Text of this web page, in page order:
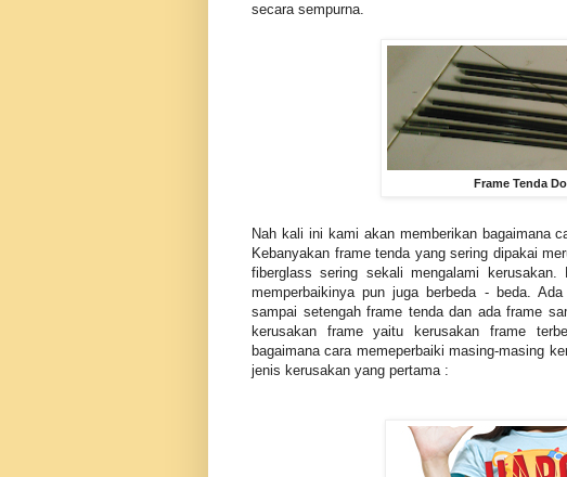
secara sempurna.
Frame Tenda
Nah kali ini kami akan memberikan bagaimana
Kebanyakan frame tenda yang sering dipakai
fiberglass sering sekali mengalami
memperbaikinya pun juga berbeda - beda.
sampai setengah frame tenda dan ada frame
kerusakan frame yaitu kerusakan frame
bagaimana cara memeperbaiki masing-masing
jenis kerusakan yang pertama :